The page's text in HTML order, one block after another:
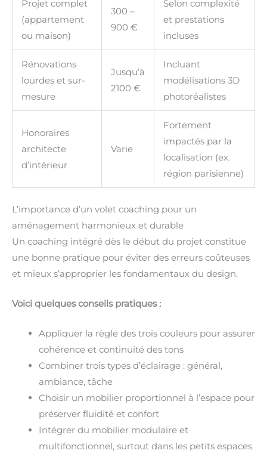
Projet complet
(appartement
ou maison)
300 –
900 €
Selon complexité
et prestations
incluses
Rénovations
lourdes et sur-
mesure
Jusqu’à
2100 €
Incluant
modélisations 3D
photoréalistes
Honoraires
architecte
d’intérieur
Varie
Fortement
impactés par la
localisation (ex.
région parisienne)
L’importance d’un volet coaching pour un
aménagement harmonieux et durable
Un coaching intégré dès le début du projet constitue
une bonne pratique pour éviter des erreurs coûteuses
et mieux s’approprier les fondamentaux du design.
Voici quelques conseils pratiques :
Appliquer la règle des trois couleurs pour assurer
cohérence et continuité des tons
Combiner trois types d’éclairage : général,
ambiance, tâche
Choisir un mobilier proportionnel à l’espace pour
préserver fluidité et confort
Intégrer du mobilier modulaire et
multifonctionnel, surtout dans les petits espaces